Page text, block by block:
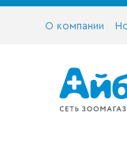
О компании